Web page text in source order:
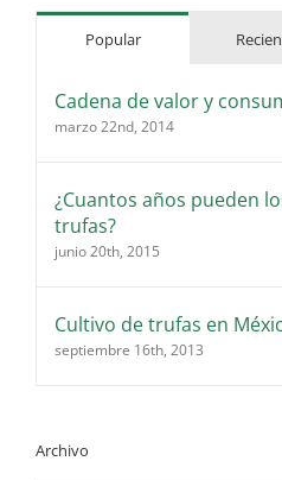
Popular
Cadena de valor y
marzo 22nd, 2014
¿Cuantos años pueden
trufas?
junio 20th, 2015
Cultivo de trufas en
septiembre 16th, 2013
Archivo